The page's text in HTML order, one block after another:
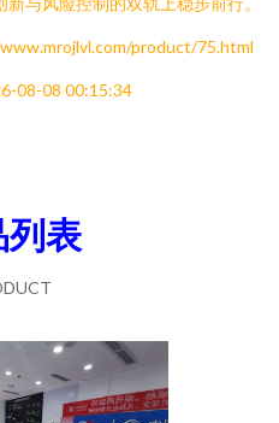
product/75.html
08-08 00:15:34
列表